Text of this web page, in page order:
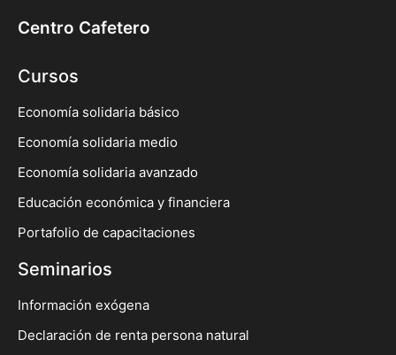
Centro Cafetero
Cursos
Economía solidaria básico
Economía solidaria medio
Economía solidaria avanzado
Educación económica y financiera
Portafolio de capacitaciones
Seminarios
Información exógena
Declaración de renta persona natural